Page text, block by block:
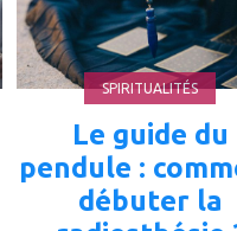
SPIRITUALITÉS
Le guide du
pendule :
débuter la